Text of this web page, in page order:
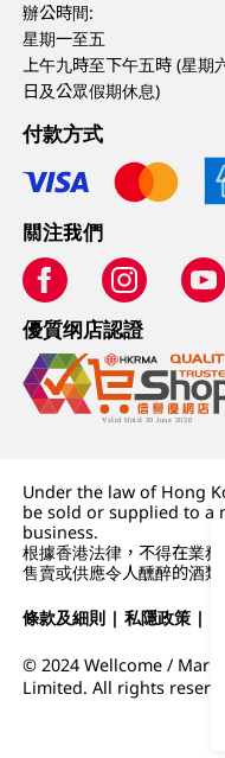
辦公時間:
星期一至五
上午九時至下午五時 (星期
日及公眾假期休息)
付款方式
關注我們
優質纲店認證
Under the law of Hong
be sold or supplied to a
business.
根據香港法律，不得在業
售賣或供應令人醺醉的酒
條款及細則 |私隱政策 |
© 2024 Wellcome /
Limited. All rights